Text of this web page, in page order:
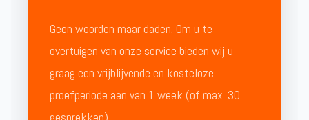
Geen woorden maar daden. Om u te
overtuigen van onze service bieden wij u
graag een vrijblijvende en kosteloze
proefperiode aan van 1 week (of max. 30